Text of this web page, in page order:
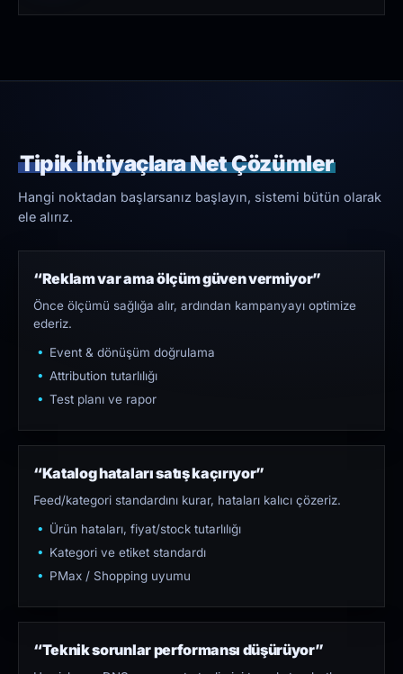
Tipik İhtiyaçlara Net Çözümler
Hangi noktadan başlarsanız başlayın, sistemi bütün olarak
ele alırız.
“Reklam var ama ölçüm güven vermiyor”
Önce ölçümü sağlığa alır, ardından kampanyayı optimize
ederiz.
Event & dönüşüm doğrulama
Attribution tutarlılığı
Test planı ve rapor
“Katalog hataları satış kaçırıyor”
Feed/kategori standardını kurar, hataları kalıcı çözeriz.
Ürün hataları, fiyat/stock tutarlılığı
Kategori ve etiket standardı
PMax / Shopping uyumu
“Teknik sorunlar performansı düşürüyor”